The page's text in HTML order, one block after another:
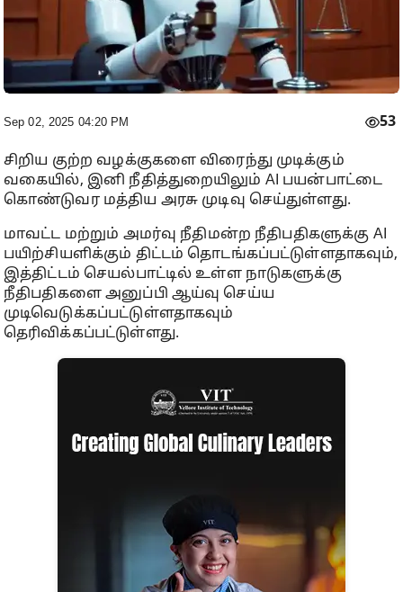
Sep 02, 2025 04:20 PM 53
சிறிய குற்ற வழக்குகளை விரைந்து முடிக்கும்
வகையில், இனி நீதித்துறையிலும் AI பயன்பாட்டை
கொண்டுவர மத்திய அரசு முடிவு செய்துள்ளது.
மாவட்ட மற்றும் அமர்வு நீதிமன்ற நீதிபதிகளுக்கு AI
பயிற்சியளிக்கும் திட்டம் தொடங்கப்பட்டுள்ளதாகவும்,
இத்திட்டம் செயல்பாட்டில் உள்ள நாடுகளுக்கு
நீதிபதிகளை அனுப்பி ஆய்வு செய்ய
முடிவெடுக்கப்பட்டுள்ளதாகவும்
தெரிவிக்கப்பட்டுள்ளது.